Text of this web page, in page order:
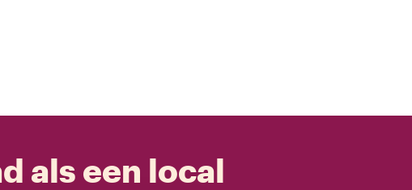
als een local